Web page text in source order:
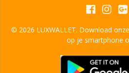
© 2026 LUXWALLET. Download
op je smartphone